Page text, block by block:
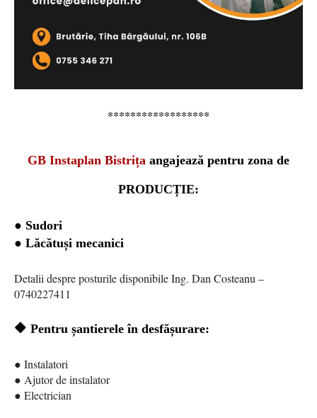
******************
GB Instaplan Bistrița angajează pentru zona de
PRODUCȚIE:
● Sudori
● Lăcătuși mecanici
Detalii despre posturile disponibile Ing. Dan Costeanu –
0740227411
🔶️ Pentru șantierele în desfășurare:
● Instalatori
● Ajutor de instalator
● Electrician